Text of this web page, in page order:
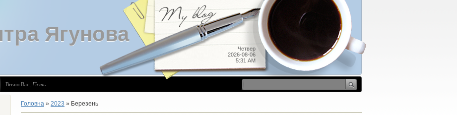
Четвер
2026-08-06
5:31 AM
Ягунова
Вітаю Вас Гість
Головна » 2023 » Березень